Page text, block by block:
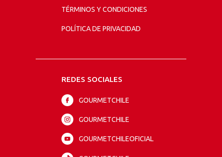
TÉRMINOS Y CONDICIONES
POLÍTICA DE PRIVACIDAD
REDES SOCIALES
GOURMETCHILE
GOURMETCHILE
GOURMETCHILEOFICIAL